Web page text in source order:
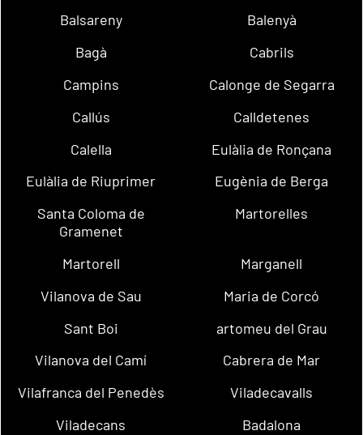
Balsareny
Balenyà
Bagà
Cabrils
Campins
Calonge de Segarra
Callús
Calldetenes
Calella
Eulàlia de Ronçana
Eulàlia de Riuprimer
Eugènia de Berga
Santa Coloma de
Gramenet
Martorelles
Martorell
Marganell
Vilanova de Sau
Maria de Corcó
Sant Boi
artomeu del Grau
Vilanova del Camí
Cabrera de Mar
Vilafranca del Penedès
Viladecavalls
Viladecans
Badalona